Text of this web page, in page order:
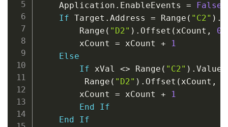
    Application
. EnableEvents =
False
If Target . Address = Range ( "C2" ) .
        Range
( "D2" ) . Offset ( xCount , 0
        xCount
= xCount +
1
Else
If xVal <> Range ( "C2" ) . Value
         Range
( "D2" ) . Offset ( xCount ,
        xCount
= xCount +
1
End
If
End
If